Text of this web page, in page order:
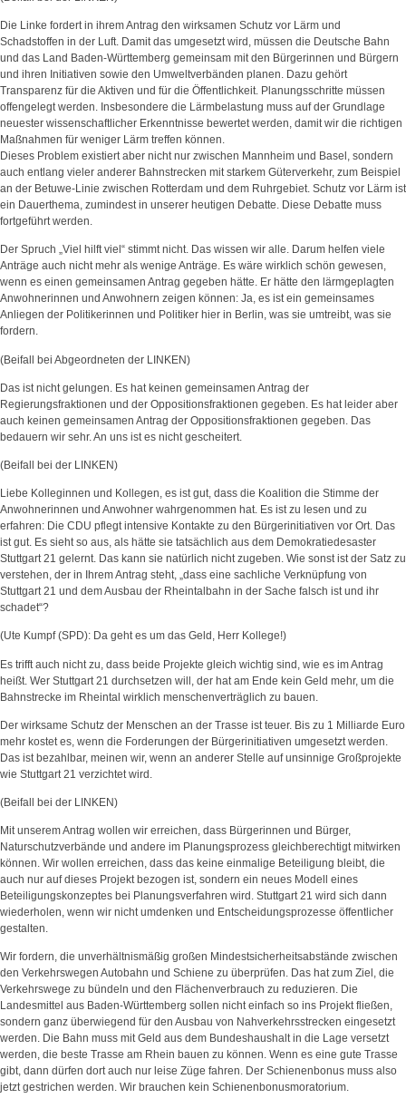
Die Linke fordert in ihrem Antrag den wirksamen Schutz vor Lärm und
Schadstoffen in der Luft. Damit das umgesetzt wird, müssen die Deutsche Bahn
und das Land Baden-Württemberg gemeinsam mit den Bürgerinnen und Bürgern
und ihren Initiativen sowie den Umweltverbänden planen. Dazu gehört
Transparenz für die Aktiven und für die Öffentlichkeit. Planungsschritte müssen
offengelegt werden. Insbesondere die Lärmbelastung muss auf der Grundlage
neuester wissenschaftlicher Erkenntnisse bewertet werden, damit wir die richtigen
Maßnahmen für weniger Lärm treffen können.
Dieses Problem existiert aber nicht nur zwischen Mannheim und Basel, sondern
auch entlang vieler anderer Bahnstrecken mit starkem Güterverkehr, zum Beispiel
an der Betuwe-Linie zwischen Rotterdam und dem Ruhrgebiet. Schutz vor Lärm ist
ein Dauerthema, zumindest in unserer heutigen Debatte. Diese Debatte muss
fortgeführt werden.
Der Spruch „Viel hilft viel“ stimmt nicht. Das wissen wir alle. Darum helfen viele
Anträge auch nicht mehr als wenige Anträge. Es wäre wirklich schön gewesen,
wenn es einen gemeinsamen Antrag gegeben hätte. Er hätte den lärmgeplagten
Anwohnerinnen und Anwohnern zeigen können: Ja, es ist ein gemeinsames
Anliegen der Politikerinnen und Politiker hier in Berlin, was sie umtreibt, was sie
fordern.
(Beifall bei Abgeordneten der LINKEN)
Das ist nicht gelungen. Es hat keinen gemeinsamen Antrag der
Regierungsfraktionen und der Oppositionsfraktionen gegeben. Es hat leider aber
auch keinen gemeinsamen Antrag der Oppositionsfraktionen gegeben. Das
bedauern wir sehr. An uns ist es nicht gescheitert.
(Beifall bei der LINKEN)
Liebe Kolleginnen und Kollegen, es ist gut, dass die Koalition die Stimme der
Anwohnerinnen und Anwohner wahrgenommen hat. Es ist zu lesen und zu
erfahren: Die CDU pflegt intensive Kontakte zu den Bürgerinitiativen vor Ort. Das
ist gut. Es sieht so aus, als hätte sie tatsächlich aus dem Demokratiedesaster
Stuttgart 21 gelernt. Das kann sie natürlich nicht zugeben. Wie sonst ist der Satz zu
verstehen, der in Ihrem Antrag steht, „dass eine sachliche Verknüpfung von
Stuttgart 21 und dem Ausbau der Rheintalbahn in der Sache falsch ist und ihr
schadet“?
(Ute Kumpf (SPD): Da geht es um das Geld, Herr Kollege!)
Es trifft auch nicht zu, dass beide Projekte gleich wichtig sind, wie es im Antrag
heißt. Wer Stuttgart 21 durchsetzen will, der hat am Ende kein Geld mehr, um die
Bahnstrecke im Rheintal wirklich menschenverträglich zu bauen.
Der wirksame Schutz der Menschen an der Trasse ist teuer. Bis zu 1 Milliarde Euro
mehr kostet es, wenn die Forderungen der Bürgerinitiativen umgesetzt werden.
Das ist bezahlbar, meinen wir, wenn an anderer Stelle auf unsinnige Großprojekte
wie Stuttgart 21 verzichtet wird.
(Beifall bei der LINKEN)
Mit unserem Antrag wollen wir erreichen, dass Bürgerinnen und Bürger,
Naturschutzverbände und andere im Planungsprozess gleichberechtigt mitwirken
können. Wir wollen erreichen, dass das keine einmalige Beteiligung bleibt, die
auch nur auf dieses Projekt bezogen ist, sondern ein neues Modell eines
Beteiligungskonzeptes bei Planungsverfahren wird. Stuttgart 21 wird sich dann
wiederholen, wenn wir nicht umdenken und Entscheidungsprozesse öffentlicher
gestalten.
Wir fordern, die unverhältnismäßig großen Mindestsicherheitsabstände zwischen
den Verkehrswegen Autobahn und Schiene zu überprüfen. Das hat zum Ziel, die
Verkehrswege zu bündeln und den Flächenverbrauch zu reduzieren. Die
Landesmittel aus Baden-Württemberg sollen nicht einfach so ins Projekt fließen,
sondern ganz überwiegend für den Ausbau von Nahverkehrsstrecken eingesetzt
werden. Die Bahn muss mit Geld aus dem Bundeshaushalt in die Lage versetzt
werden, die beste Trasse am Rhein bauen zu können. Wenn es eine gute Trasse
gibt, dann dürfen dort auch nur leise Züge fahren. Der Schienenbonus muss also
jetzt gestrichen werden. Wir brauchen kein Schienenbonusmoratorium.